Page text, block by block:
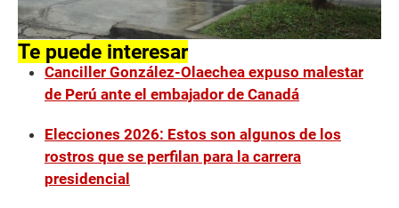
Te puede interesar
Canciller González-Olaechea expuso malestar
de Perú ante el embajador de Canadá
Elecciones 2026: Estos son algunos de los
rostros que se perfilan para la carrera
presidencial